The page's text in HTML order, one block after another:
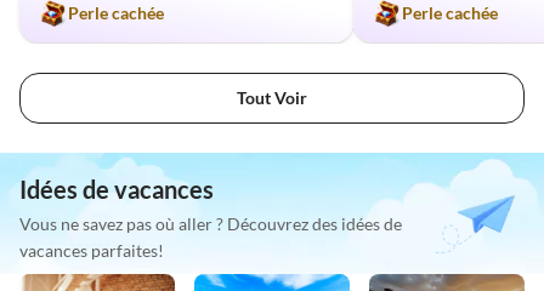
Perle cachée Perle cachée
Tout Voir
Idées de vacances
Vous ne savez pas où aller ? Découvrez des idées de
vacances parfaites!